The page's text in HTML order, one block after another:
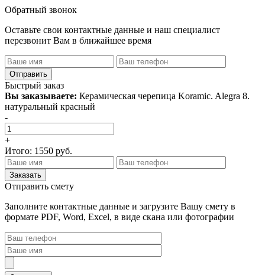
Обратный звонок
Оставьте свои контактные данные и наш специалист
перезвонит Вам в ближайшее время
Быстрый заказ
Вы заказываете: Керамическая черепица Koramic. Alegra 8.
натуральный красный
-
+
Итого: 1550 руб.
Отправить смету
Заполните контактные данные и загрузите Вашу смету в
формате PDF, Word, Excel, в виде скана или фотографии